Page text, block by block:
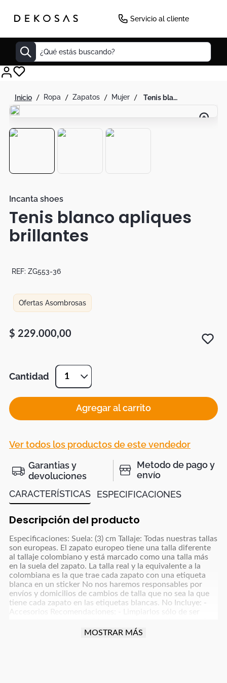
Servicio al cliente
¿Qué estás buscando?
ropa zapatos mujer tenis blanco apliques brillantes
Incanta shoes
Tenis blanco apliques
brillantes
REF: ZG553-36
Ofertas Asombrosas
$ 229.000,00
Cantidad 1
Agregar al carrito
Ver todos los productos de este vendedor
Garantias y
devoluciones
Metodo de pago y
envío
CARACTERÍSTICAS
ESPECIFICACIONES
Descripción del producto
Especificaciones: Suela: (3) cm Tallaje: Todas nuestras tallas
son europeas. El zapato europeo tiene una talla diferente
al tallaje colombiano y está marcado como una talla más
en la suela del zapato. La talla real y la equivalente a la
colombiana es la que trae cada zapato con una etiqueta
blanca en un sticker No nos haremos responsables por
envíos y domicilios de cambios de talla que no sea la que
tiene cada zapato en las etiquetas blancas. No Incluye: -
Accesorios Recomendaciones: - Limpiarlos sólo de ser
oscuro para colores café, azul oscuro, grises y negro y usar
MOSTRAR MÁS
Decoracion
Cuadro
Duvet
Botas